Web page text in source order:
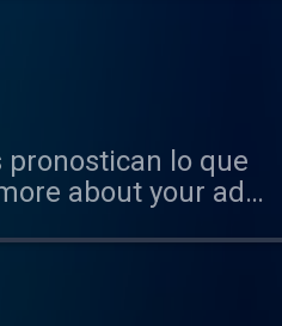
pronostican lo que